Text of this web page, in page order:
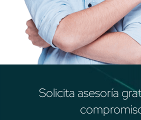
Solicita asesoría